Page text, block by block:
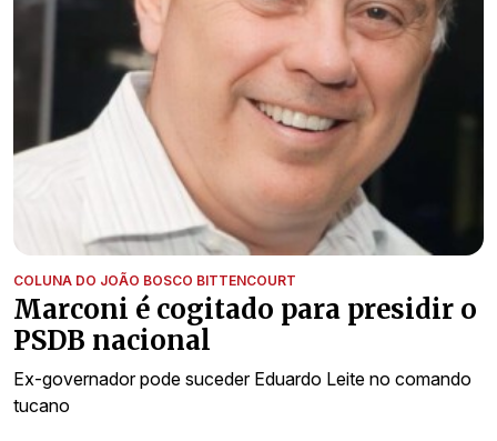
COLUNA DO JOÃO BOSCO BITTENCOURT
Marconi é cogitado para presidir o
PSDB nacional
Ex-governador pode suceder Eduardo Leite no comando
tucano